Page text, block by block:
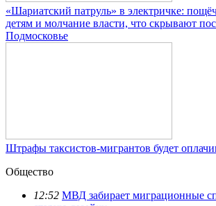
«Шариатский патруль» в электричке:
детям и молчание власти, что скрывают
Подмосковье
Штрафы таксистов-мигрантов будет
Общество
12:52 МВД забирает миграционные